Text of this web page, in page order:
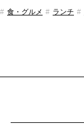
食・グルメ ランチ